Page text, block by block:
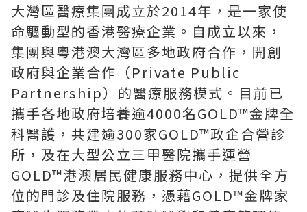
大灣區醫療集團成立於2014年，是一家使
命驅動型的香港醫療企業。自成立以來，
集團與粵港澳大灣區多地政府合作，開創
政府與企業合作（Private Public
Partnership）的醫療服務模式。目前已
攜手各地政府培養逾4000名GOLD™金牌全
科醫護，共建逾300家GOLD™政企合營診
所，及在大型公立三甲醫院攜手運營
GOLD™港澳居民健康服務中心，提供全方
位的門診及住院服務，憑藉GOLD™金牌家